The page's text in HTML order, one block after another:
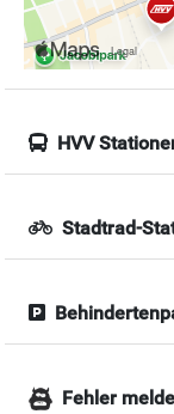
HVV
Stadtrad-
Fehler